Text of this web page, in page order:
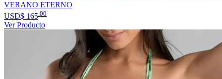
VERANO ETERNO
USD$ 165 .00
Ver Producto